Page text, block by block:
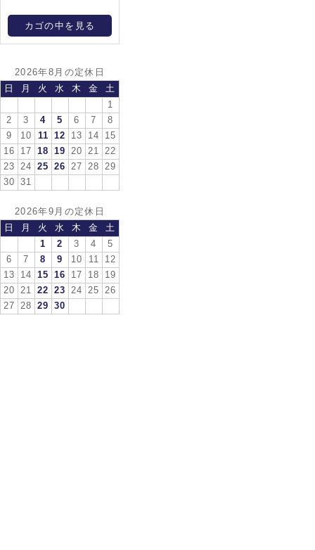
カゴの中を見る
2026年8月の定休日
日
月 火 水 木 金
土
1
2
3 4 5 6 7
8
9
10 11 12 13 14
15
16
17 18 19 20 21
22
23
24 25 26 27 28
29
30
31
2026年9月の定休日
日
月 火 水 木 金
土
1
2 3 4
5
6
7 8 9 10 11
12
13
14 15 16 17 18
19
20
21 22 23 24 25
26
27
28 29 30